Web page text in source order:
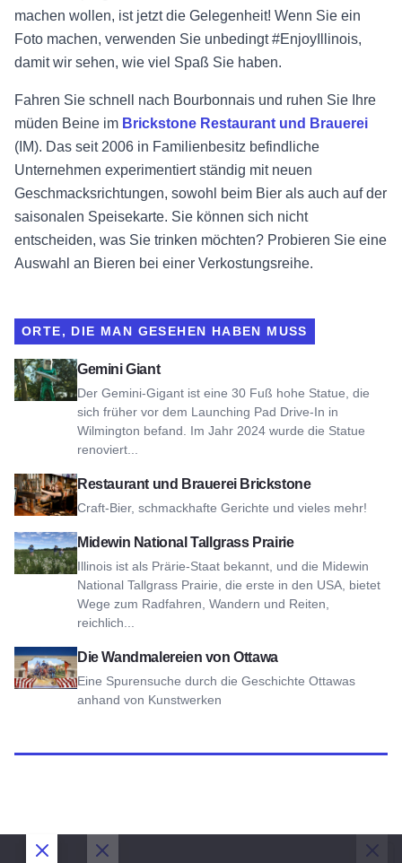
machen wollen, ist jetzt die Gelegenheit! Wenn Sie ein
Foto machen, verwenden Sie unbedingt #EnjoyIllinois,
damit wir sehen, wie viel Spaß Sie haben.
Fahren Sie schnell nach Bourbonnais und ruhen Sie Ihre
müden Beine im Brickstone Restaurant und Brauerei
(IM). Das seit 2006 in Familienbesitz befindliche
Unternehmen experimentiert ständig mit neuen
Geschmacksrichtungen, sowohl beim Bier als auch auf der
saisonalen Speisekarte. Sie können sich nicht
entscheiden, was Sie trinken möchten? Probieren Sie eine
Auswahl an Bieren bei einer Verkostungsreihe.
ORTE, DIE MAN GESEHEN HABEN MUSS
Gemini Giant
Der Gemini-Gigant ist eine 30 Fuß hohe Statue, die
sich früher vor dem Launching Pad Drive-In in
Wilmington befand. Im Jahr 2024 wurde die Statue
renoviert...
Gemini Giant ansehen
Restaurant und Brauerei Brickstone
Craft-Bier, schmackhafte Gerichte und vieles mehr!
Ansicht Brickstone Restaurant und Brauerei
Midewin National Tallgrass Prairie
Illinois ist als Prärie-Staat bekannt, und die Midewin
National Tallgrass Prairie, die erste in den USA, bietet
Wege zum Radfahren, Wandern und Reiten,
reichlich...
Ansicht Midewin National Tallgrass Prairie
Die Wandmalereien von Ottawa
Eine Spurensuche durch die Geschichte Ottawas
anhand von Kunstwerken
Die Wandmalereien von Ottawa ansehen